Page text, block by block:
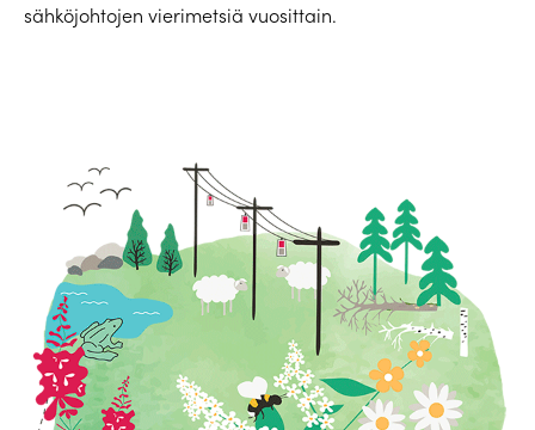
sähköjohtojen vierimetsiä vuosittain.